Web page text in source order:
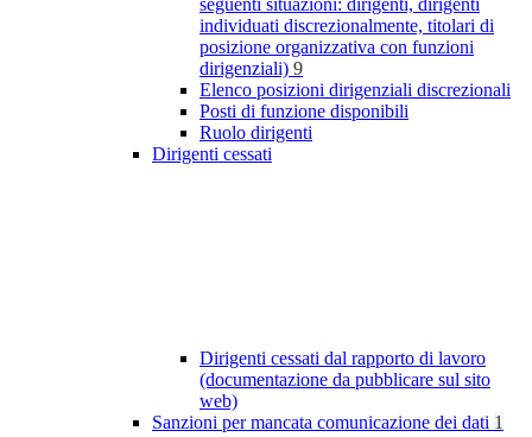
seguenti situazioni: dirigenti, dirigenti
individuati discrezionalmente, titolari di
posizione organizzativa con funzioni
dirigenziali) 9
Elenco posizioni dirigenziali discrezionali
Posti di funzione disponibili
Ruolo dirigenti
Dirigenti cessati
Dirigenti cessati dal rapporto di lavoro
(documentazione da pubblicare sul sito
web)
Sanzioni per mancata comunicazione dei dati 1